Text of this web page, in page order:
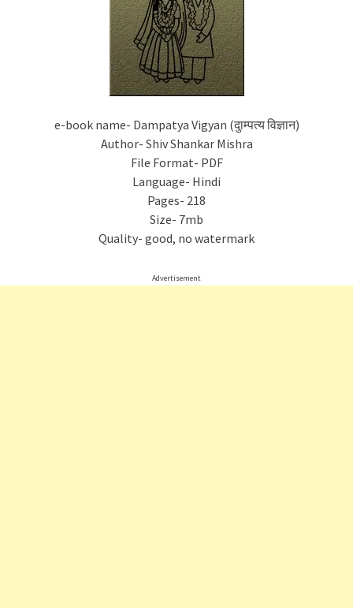
e-book name- Dampatya Vigyan (दुाम्पत्य विज्ञान)
Author- Shiv Shankar Mishra
File Format- PDF
Language- Hindi
Pages- 218
Size- 7mb
Quality- good, no watermark
Advertisement